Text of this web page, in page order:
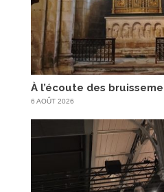
À l’écoute des
6 AOÛT 2026